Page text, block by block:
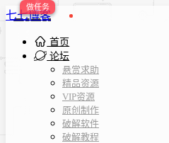
七七博客
首页
论坛
悬赏求助
精品资源
VIP资源
原创制作
破解软件
破解教程